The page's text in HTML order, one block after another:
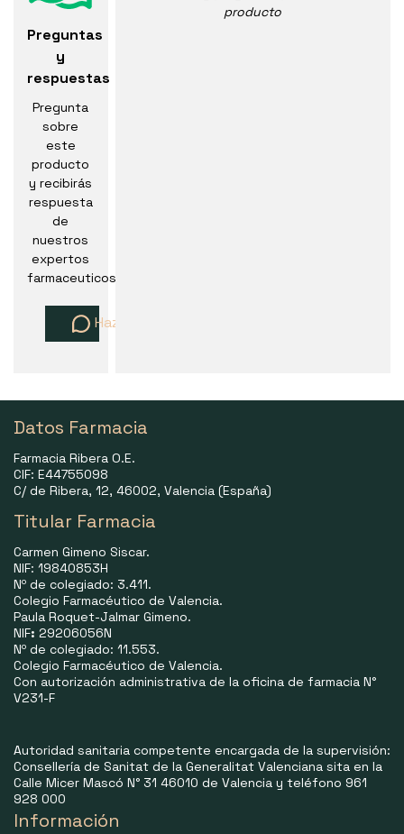
Preguntas
y
respuestas
Pregunta
sobre
este
producto
y recibirás
respuesta
de
nuestros
expertos
farmaceuticos
Haz una pregunta
producto
Datos Farmacia
Farmacia Ribera O.E.
CIF: E44755098
C/ de Ribera, 12, 46002, Valencia (España)
Titular Farmacia
Carmen Gimeno Siscar.
NIF: 19840853H
Nº de colegiado: 3.411.
Colegio Farmacéutico de Valencia.
Paula Roquet-Jalmar Gimeno.
NIF: 29206056N
Nº de colegiado: 11.553.
Colegio Farmacéutico de Valencia.
Con autorización administrativa de la oficina de farmacia N°
V231-F
Autoridad sanitaria competente encargada de la supervisión:
Consellería de Sanitat de la Generalitat Valenciana sita en la
Calle Micer Mascó N° 31 46010 de Valencia y teléfono 961
928 000
Información